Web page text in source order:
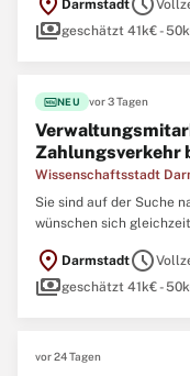
Verstärkung unseres
Darmstadt
paymentsgeschätzt 41k€ -
fiber_newNEU vor 3 Tagen
Zahlungsverkehr
Wissenschaftsstadt
Sie sind auf der Suche
wünschen sich
Verstärkung unseres
location_on Darmstadtschedule
paymentsgeschätzt 41k€ -
vor 24 Tagen